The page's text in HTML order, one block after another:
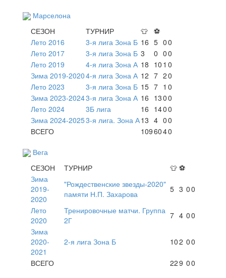
Марселона
СЕЗОН
ТУРНИР 👕 ⚽
Лето 2016
3-я лига Зона Б 16 5 00
Лето 2017
3-я лига Зона Б 3 0 00
Лето 2019
4-я лига Зона А 18 10 1 0
Зима 2019-20204-я лига Зона А 12 7 20
Лето 2023
3-я лига Зона Б 15 7 1 0
Зима 2023-20243-я лига Зона А 16 1300
Лето 2024
3Б лига 16 1400
Зима 2024-20253-я лига. Зона А13 4 00
ВСЕГО
1096040
Вега
СЕЗОН
ТУРНИР 👕 ⚽
Зима
2019-
2020
"Рождественские звезды-2020"
памяти Н.П. Захарова
5 3 00
Лето
2020
Тренировочные матчи. Группа
2Г
7 4 00
Зима
2020-
2021
2-я лига Зона Б 102 00
ВСЕГО 229 00